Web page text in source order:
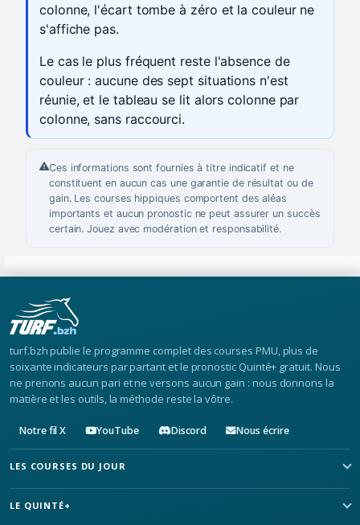
colonne, l'écart tombe à zéro et la couleur ne
s'affiche pas.
Le cas le plus fréquent reste l'absence de
couleur : aucune des sept situations n'est
réunie, et le tableau se lit alors colonne par
colonne, sans raccourci.
Ces informations sont fournies à titre indicatif et ne
constituent en aucun cas une garantie de résultat ou de
gain. Les courses hippiques comportent des aléas
importants et aucun pronostic ne peut assurer un succès
certain. Jouez avec modération et responsabilité.
turf.bzh publie le programme complet des courses PMU, plus de
soixante indicateurs par partant et le pronostic Quinté+ gratuit. Nous
ne prenons aucun pari et ne versons aucun gain : nous donnons la
matière et les outils, la méthode reste la vôtre.
Notre fil X YouTube Discord Nous écrire
LES COURSES DU JOUR
LE QUINTÉ+